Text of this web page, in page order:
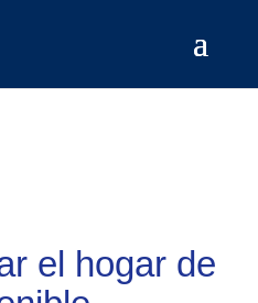
el hogar de